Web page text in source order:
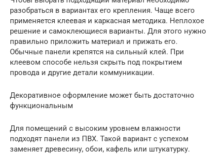
разобраться в вариантах его крепления. Чаще всего
применяется клеевая и каркасная методика. Неплохое
решение и самоклеющиеся варианты. Для этого нужно
правильно приложить материал и прижать его.
Обычные панели крепятся на сильный клей. При
клеевом способе нельзя скрыть под покрытием
провода и другие детали коммуникации.
Декоративное оформление может быть достаточно
функциональным
Для помещений с высоким уровнем влажности
подходят панели из ПВХ. Такой вариант с успехом
заменяет древесину, обои, кафель или штукатурку.